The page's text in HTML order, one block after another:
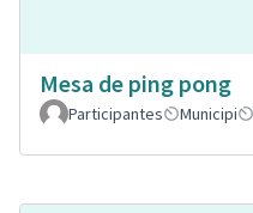
Mesa de ping pong
Participantes
Municipi